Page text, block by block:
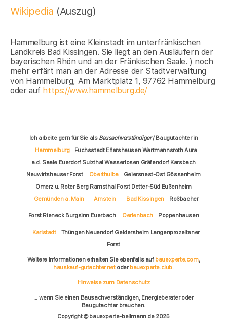
Wikipedia (Auszug)
Hammelburg ist eine Kleinstadt im unterfränkischen
Landkreis Bad Kissingen. Sie liegt an den Ausläufern der
bayerischen Rhön und an der Fränkischen Saale. ) noch
mehr erfärt man an der Adresse der Stadtverwaltung
von Hammelburg, Am Marktplatz 1, 97762 Hammelburg
oder auf https://www.hammelburg.de/
Ich arbeite gern für Sie als Bausachverständiger/ Baugutachter in
Hammelburg
Fuchsstadt Elfershausen Wartmannsroth Aura
a.d. Saale Euerdorf Sulzthal Wasserlosen Gräfendorf Karsbach
Neuwirtshauser Forst
Oberthulba
Geiersnest-Ost Gössenheim
Omerz u. Roter Berg Ramsthal Forst Detter-Süd Eußenheim
Gemünden a. Main
Arnstein Bad Kissingen Roßbacher
Forst Rieneck Burgsinn Euerbach Oerlenbach Poppenhausen
Karlstadt
Thüngen Neuendorf Geldersheim Langenprozeltener
Forst
Weitere Informationen erhalten Sie ebenfalls auf bauexperte.com,
hauskauf-gutachter.netoderbauexperte.club.
Hinweise zum Datenschutz
... wenn Sie einen Bausachverständigen, Energieberater oder
Baugutachter brauchen.
Copyright © bauexperte-bellmann.de 2025